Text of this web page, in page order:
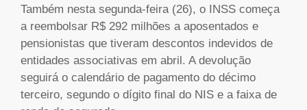
Também nesta segunda-feira (26), o INSS começa
a reembolsar R$ 292 milhões a aposentados e
pensionistas que tiveram descontos indevidos de
entidades associativas em abril. A devolução
seguirá o calendário de pagamento do décimo
terceiro, segundo o dígito final do NIS e a faixa de